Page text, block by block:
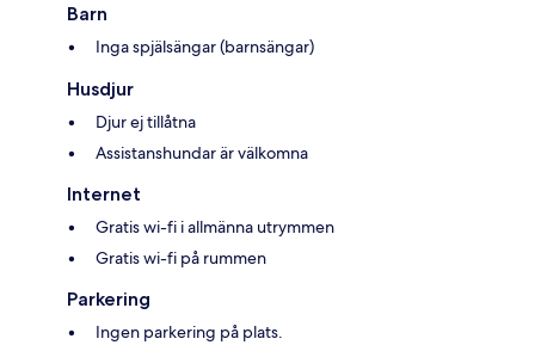
Barn
Inga spjälsängar (barnsängar)
Husdjur
Djur ej tillåtna
Assistanshundar är välkomna
Internet
Gratis wi-fi i allmänna utrymmen
Gratis wi-fi på rummen
Parkering
Ingen parkering på plats.